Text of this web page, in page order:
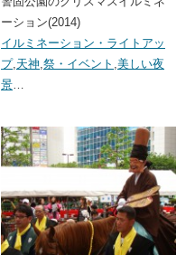
ーション(2014)
イルミネーション・ライトアッ
プ,天神,祭・イベント ,美しい夜
景…